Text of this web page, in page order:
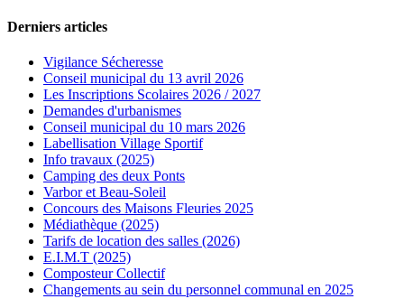
Derniers articles
Vigilance Sécheresse
Conseil municipal du 13 avril 2026
Les Inscriptions Scolaires 2026 / 2027
Demandes d'urbanismes
Conseil municipal du 10 mars 2026
Labellisation Village Sportif
Info travaux (2025)
Camping des deux Ponts
Varbor et Beau-Soleil
Concours des Maisons Fleuries 2025
Médiathèque (2025)
Tarifs de location des salles (2026)
E.I.M.T (2025)
Composteur Collectif
Changements au sein du personnel communal en 2025